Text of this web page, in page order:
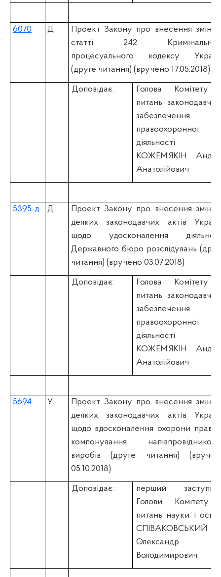
6070 Д
Проект Закону про внесення змін
статті 242
процесуального кодексу
(друге читання) (вручено 17.05.2018)
Доповідає:
Голова Комітету
питань
забезпечення
правоохоронної
діяльності
КОЖЕМ’ЯКІН
Анатолійович
5395-д Д
Проект Закону про внесення змін
деяких законодавчих актів
щодо удосконалення
Державного бюро розслідувань
читання) (вручено 03.07.2018)
Доповідає:
Голова Комітету
питань
забезпечення
правоохоронної
діяльності
КОЖЕМ’ЯКІН
Анатолійович
5694 У
Проект Закону про внесення змін
деяких законодавчих актів
щодо вдосконалення охорони прав
компонування
виробів (друге читання)
05.10.2018)
Доповідає:
перший
Голови Комітету
питань науки і
СПІВАКОВСЬКИЙ
Олександр
Володимирович